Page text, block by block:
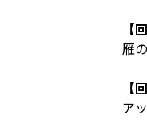
【
雁
【
ア